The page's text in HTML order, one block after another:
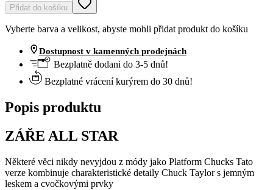
Přidat do košíku
Vyberte barva a velikost, abyste mohli přidat produkt do košíku
Dostupnost v kamenných prodejnách
Bezplatně dodani do 3-5 dnů!
Bezplatné vrácení kurýrem do 30 dnů!
Popis produktu
ZÁŘE ALL STAR
Některé věci nikdy nevyjdou z módy jako Platform Chucks Tato
verze kombinuje charakteristické detaily Chuck Taylor s jemným
leskem a cvočkovými prvky